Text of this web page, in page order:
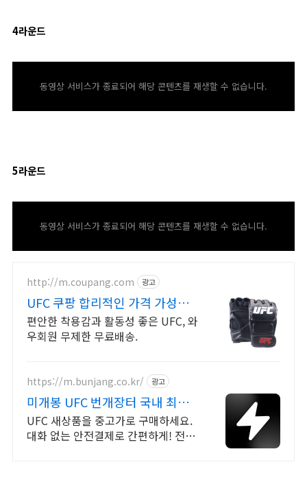
4라운드
동영상 서비스가 종료되어 해당 콘텐츠를 재생할 수 없습니다.
5라운드
동영상 서비스가 종료되어 해당 콘텐츠를 재생할 수 없습니다.
http://m.coupang.com 광고
UFC 쿠팡 합리적인 가격 가성비
좋은
편안한 착용감과 활동성 좋은 UFC, 와
우회원 무제한 무료배송.
https://m.bunjang.co.kr/ 광고
미개봉 UFC 번개장터 국내 최대
브랜드 중고거래
UFC 새상품을 중고가로 구매하세요.
대화 없는 안전결제로 간편하게! 전국